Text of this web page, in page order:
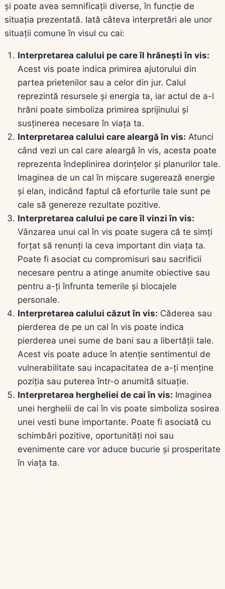
și poate avea semnificații diverse, în funcție de
situația prezentată. Iată câteva interpretări ale unor
situații comune în visul cu cai:
Interpretarea calului pe care îl hrănești în vis:
Acest vis poate indica primirea ajutorului din
partea prietenilor sau a celor din jur. Calul
reprezintă resursele și energia ta, iar actul de a-l
hrăni poate simboliza primirea sprijinului și
susținerea necesare în viața ta.
Interpretarea calului care aleargă în vis: Atunci
când vezi un cal care aleargă în vis, acesta poate
reprezenta îndeplinirea dorințelor și planurilor tale.
Imaginea de un cal în mișcare sugerează energie
și elan, indicând faptul că eforturile tale sunt pe
cale să genereze rezultate pozitive.
Interpretarea calului pe care îl vinzi în vis:
Vânzarea unui cal în vis poate sugera că te simți
forțat să renunți la ceva important din viața ta.
Poate fi asociat cu compromisuri sau sacrificii
necesare pentru a atinge anumite obiective sau
pentru a-ți înfrunta temerile și blocajele
personale.
Interpretarea calului căzut în vis: Căderea sau
pierderea de pe un cal în vis poate indica
pierderea unei sume de bani sau a libertății tale.
Acest vis poate aduce în atenție sentimentul de
vulnerabilitate sau incapacitatea de a-ți menține
poziția sau puterea într-o anumită situație.
Interpretarea hergheliei de cai în vis: Imaginea
unei herghelii de cai în vis poate simboliza sosirea
unei vesti bune importante. Poate fi asociată cu
schimbări pozitive, oportunități noi sau
evenimente care vor aduce bucurie și prosperitate
în viața ta.